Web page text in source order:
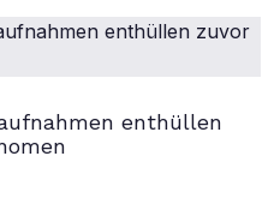
enthüllen